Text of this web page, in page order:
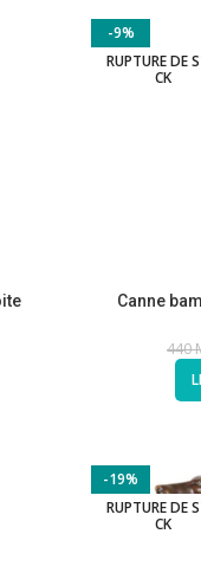
-9%
RUPTURE DE
CK
Canne
440
-19%
RUPTURE DE
CK